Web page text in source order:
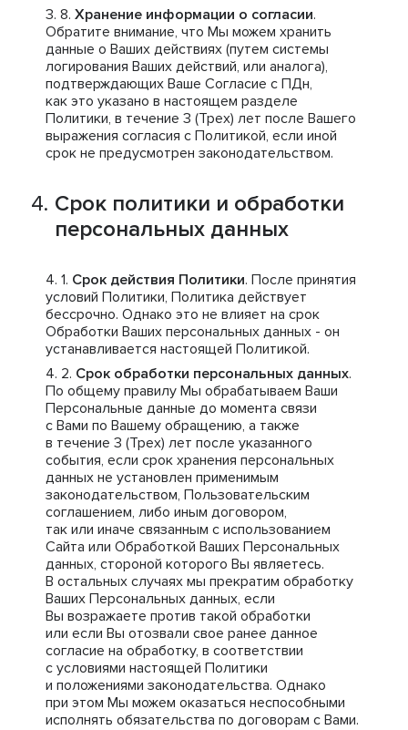
Хранение информации о согласии.
Обратите внимание, что Мы можем хранить
данные о Ваших действиях (путем системы
логирования Ваших действий, или аналога),
подтверждающих Ваше Согласие с ПДн,
как это указано в настоящем разделе
Политики, в течение 3 (Трех) лет после Вашего
выражения согласия с Политикой, если иной
срок не предусмотрен законодательством.
Срок политики и обработки
персональных данных
Срок действия Политики. После принятия
условий Политики, Политика действует
бессрочно. Однако это не влияет на срок
Обработки Ваших персональных данных - он
устанавливается настоящей Политикой.
Срок обработки персональных данных.
По общему правилу Мы обрабатываем Ваши
Персональные данные до момента связи
с Вами по Вашему обращению, а также
в течение 3 (Трех) лет после указанного
события, если срок хранения персональных
данных не установлен применимым
законодательством, Пользовательским
соглашением, либо иным договором,
так или иначе связанным с использованием
Сайта или Обработкой Ваших Персональных
данных, стороной которого Вы являетесь.
В остальных случаях мы прекратим обработку
Ваших Персональных данных, если
Вы возражаете против такой обработки
или если Вы отозвали свое ранее данное
согласие на обработку, в соответствии
с условиями настоящей Политики
и положениями законодательства. Однако
при этом Мы можем оказаться неспособными
исполнять обязательства по договорам с Вами.